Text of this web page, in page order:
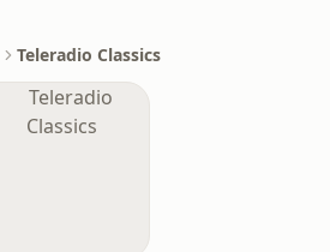
Teleradio Classics